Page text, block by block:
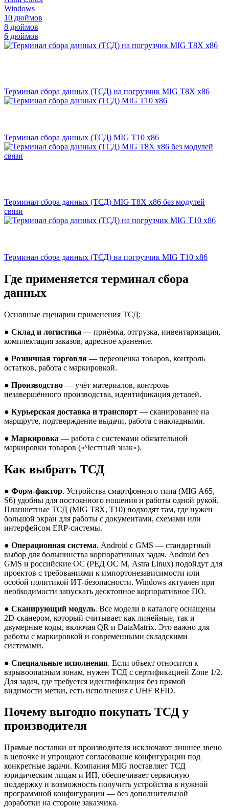
Windows
10 дюймов
8 дюймов
6 дюймов
Терминал сбора данных (ТСД) на погрузчик MIG T8X х86
Терминал сбора данных (ТСД) MIG T10 х86
Терминал сбора данных (ТСД) MIG T8X x86 без модулей
связи
Терминал сбора данных (ТСД) на погрузчик MIG T10 х86
Где применяется терминал сбора
данных
Основные сценарии применения ТСД:
● Склад и логистика — приёмка, отгрузка, инвентаризация,
комплектация заказов, адресное хранение.
● Розничная торговля — переоценка товаров, контроль
остатков, работа с маркировкой.
● Производство — учёт материалов, контроль
незавершённого производства, идентификация деталей.
● Курьерская доставка и транспорт — сканирование на
маршруте, подтверждение выдачи, работа с накладными.
● Маркировка — работа с системами обязательной
маркировки товаров («Честный знак»).
Как выбрать ТСД
● Форм-фактор. Устройства смартфонного типа (MIG A65,
S6) удобны для постоянного ношения и работы одной рукой.
Планшетные ТСД (MIG T8X, T10) подходят там, где нужен
большой экран для работы с документами, схемами или
интерфейсом ERP-системы.
● Операционная система. Android с GMS — стандартный
выбор для большинства корпоративных задач. Android без
GMS и российские ОС (РЕД ОС М, Astra Linux) подойдут для
проектов с требованиями к импортонезависимости или
особой политикой ИТ-безопасности. Windows актуален при
необходимости запускать десктопное корпоративное ПО.
● Сканирующий модуль. Все модели в каталоге оснащены
2D-сканером, который считывает как линейные, так и
двумерные коды, включая QR и DataMatrix. Это важно для
работы с маркировкой и современными складскими
системами.
● Специальные исполнения. Если объект относится к
взрывоопасным зонам, нужен ТСД с сертификацией Zone 1/2.
Для задач, где требуется идентификация без прямой
видимости метки, есть исполнения с UHF RFID.
Почему выгодно покупать ТСД у
производителя
Прямые поставки от производителя исключают лишнее звено
в цепочке и упрощают согласование конфигурации под
конкретные задачи. Компания MIG поставляет ТСД
юридическим лицам и ИП, обеспечивает сервисную
поддержку и возможность получить устройства в нужной
программной конфигурации — без дополнительной
доработки на стороне заказчика.